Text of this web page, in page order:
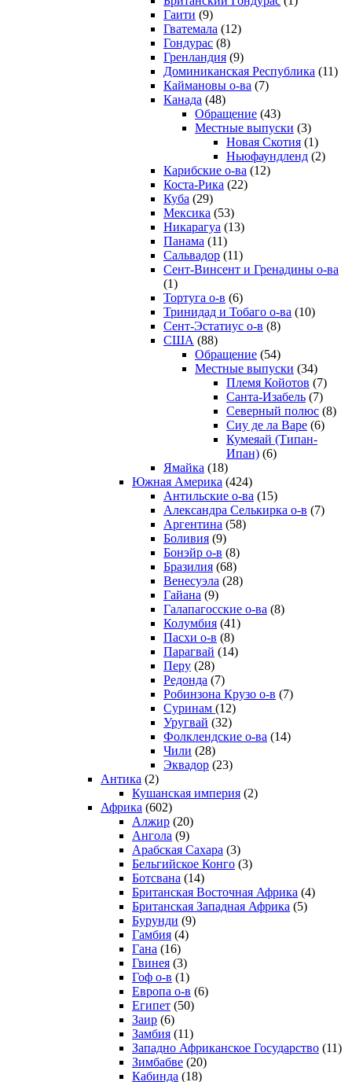
Гаити (9)
Гватемала (12)
Гондурас (8)
Гренландия (9)
Доминиканская Республика (11)
Каймановы о-ва (7)
Канада (48)
Обращение (43)
Местные выпуски (3)
Новая Скотия (1)
Ньюфаундленд (2)
Карибские о-ва (12)
Коста-Рика (22)
Куба (29)
Мексика (53)
Никарагуа (13)
Панама (11)
Сальвадор (11)
Сент-Винсент и Гренадины о-ва
(1)
Тортуга о-в (6)
Тринидад и Тобаго о-ва (10)
Сент-Эстатиус о-в (8)
США (88)
Обращение (54)
Местные выпуски (34)
Племя Койотов (7)
Санта-Изабель (7)
Северный полюс (8)
Сиу де ла Варе (6)
Кумеяай (Типан-
Ипан) (6)
Ямайка (18)
Южная Америка (424)
Антильские о-ва (15)
Александра Селькирка о-в (7)
Аргентина (58)
Боливия (9)
Бонэйр о-в (8)
Бразилия (68)
Венесуэла (28)
Гайана (9)
Галапагосские о-ва (8)
Колумбия (41)
Пасхи о-в (8)
Парагвай (14)
Перу (28)
Редонда (7)
Робинзона Крузо о-в (7)
Суринам (12)
Уругвай (32)
Фолклендские о-ва (14)
Чили (28)
Эквадор (23)
Антика (2)
Кушанская империя (2)
Африка (602)
Алжир (20)
Ангола (9)
Арабская Сахара (3)
Бельгийское Конго (3)
Ботсвана (14)
Британская Восточная Африка (4)
Британская Западная Африка (5)
Бурунди (9)
Гамбия (4)
Гана (16)
Гвинея (3)
Гоф о-в (1)
Европа о-в (6)
Египет (50)
Заир (6)
Замбия (11)
Западно Африканское Государство (11)
Зимбабве (20)
Кабинда (18)